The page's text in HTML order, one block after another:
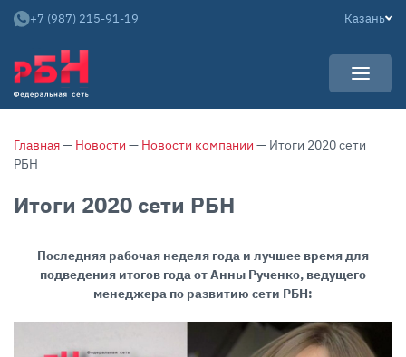
Арендаторам
НОВОСТИ
О КОМПАНИИ
Команда
+7 (987) 215-91-19 Казань
Главная— Новости — Новости компании — Итоги 2020 сети
РБН
Итоги 2020 сети РБН
Последняя рабочая неделя года и лучшее время для
подведения итогов года от Анны Рученко, ведущего
менеджера по развитию сети РБН: